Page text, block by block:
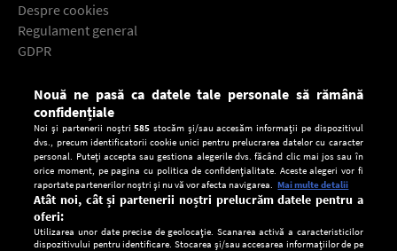
Despre cookies
Regulament general
GDPR
Descarcă gratuit aplicaţia Europa FM pentru smartphone:
Nouă ne pasă ca datele tale personale să rămână
confidențiale
Noi și partenerii noștri585 stocăm și/sau accesăm informații pe dispozitivul
dvs., precum identificatorii cookie unici pentru prelucrarea datelor cu caracter
personal. Puteți accepta sau gestiona alegerile dvs. făcând clic mai jos sau în
orice moment, pe pagina cu politica de confidențialitate. Aceste alegeri vor fi
raportate partenerilor noștri și nu vă vor afecta navigarea. Mai multe detalii
Atât noi, cât și partenerii noștri prelucrăm datele pentru a
oferi:
Utilizarea unor date precise de geolocație. Scanarea activă a caracteristicilor
dispozitivului pentru identificare. Stocarea și/sau accesarea informațiilor de pe